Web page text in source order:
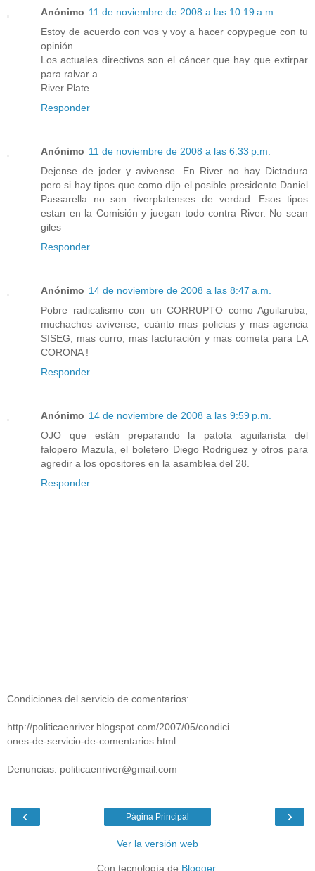
Anónimo 11 de noviembre de 2008 a las 10:19 a.m.
Estoy de acuerdo con vos y voy a hacer copypegue con tu
opinión.
Los actuales directivos son el cáncer que hay que extirpar
para ralvar a
River Plate.
Responder
Anónimo 11 de noviembre de 2008 a las 6:33 p.m.
Dejense de joder y avivense. En River no hay Dictadura
pero si hay tipos que como dijo el posible presidente Daniel
Passarella no son riverplatenses de verdad. Esos tipos
estan en la Comisión y juegan todo contra River. No sean
giles
Responder
Anónimo 14 de noviembre de 2008 a las 8:47 a.m.
Pobre radicalismo con un CORRUPTO como Aguilaruba,
muchachos avívense, cuánto mas policias y mas agencia
SISEG, mas curro, mas facturación y mas cometa para LA
CORONA !
Responder
Anónimo 14 de noviembre de 2008 a las 9:59 p.m.
OJO que están preparando la patota aguilarista del
falopero Mazula, el boletero Diego Rodriguez y otros para
agredir a los opositores en la asamblea del 28.
Responder
Condiciones del servicio de comentarios:
http://politicaenriver.blogspot.com/2007/05/condici
ones-de-servicio-de-comentarios.html
Denuncias: politicaenriver@gmail.com
‹ ›
Página Principal
Ver la versión web
Con tecnología de Blogger.